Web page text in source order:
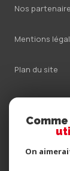
Nos
Mentions
Plan du site
Admin
Nos
On